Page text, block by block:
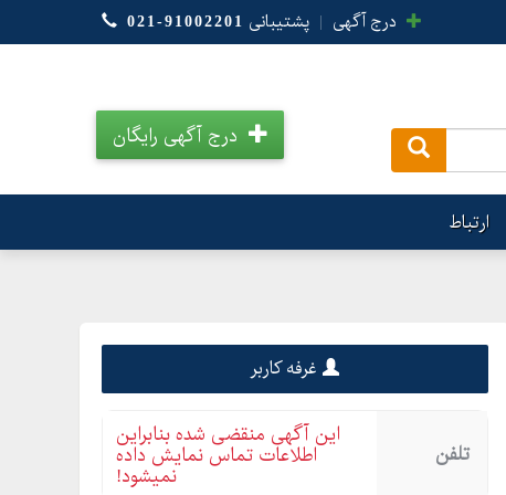
درج آگهی | پشتیبانی 021-91002201
درج آگهی رایگان
ارتباط
غرفه کاربر
تلفن
این آگهی منقضی شده بنابراین
اطلاعات تماس نمایش داده
نمیشود!